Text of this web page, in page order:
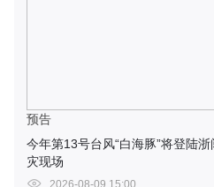
预告
今年第13号台风“白海豚”将登陆
灾现场
2026-08-09 15:00